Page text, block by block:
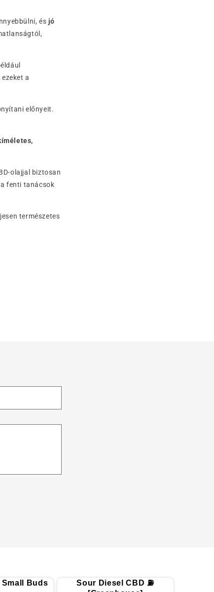
és jó
a
előnyeit.
olajjal biztosan
fenti tanácsok
természetes
Small Buds
Sour Diesel CBD ⛽